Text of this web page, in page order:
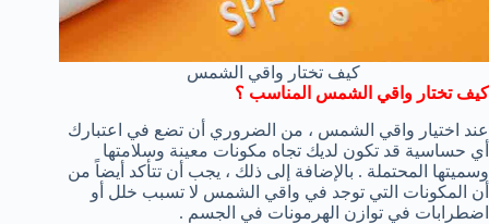
كيف تختار واقي الشمس
كيف تختار واقي الشمس المناسب ؟
عند اختيار واقي الشمس ، من الضروري أن تضع في اعتبارك
أي حساسية قد تكون لديك تجاه مكونات معينة وسلامتها
وسميتها المحتملة . بالإضافة إلى ذلك ، يجب أن تتأكد أيضاً من
أن المكونات التي توجد في واقي الشمس لا تسبب خلل أو
اضطرابات في توازن الهرمونات في الجسم .